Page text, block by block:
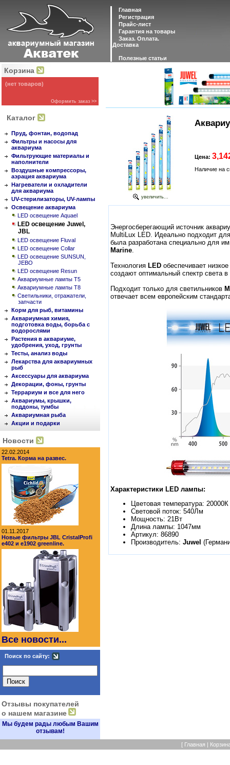
Главная
Регистрация
Прайс-лист
Гарантия на товары
Заказ. Оплата.
Доставка
Полезные статьи
Корзина
(нет товаров)
Оформить заказ >>
Каталог
Пруд, фонтан, водопад
Фильтры и насосы для
аквариума
Фильтрующие материалы и
наполнители
Воздушные компрессоры,
аэрация аквариума
Нагреватели и охладители
для аквариума
UV-стерилизаторы, UV-лампы
Освещение аквариума
LED освещение Aquael
LED освещение Juwel,
JBL
LED освещение Fluval
LED освещение Collar
LED освещение SUNSUN,
JEBO
LED освещение Resun
Аквариумные лампы Т5
Аквариумные лампы Т8
Светильники, отражатели,
запчасти
Корм для рыб, витамины
Аквариумная химия,
подготовка воды, борьба с
водорослями
Растения в аквариуме,
удобрения, уход, грунты
Тесты, анализ воды
Лекарства для аквариумных
рыб
Аксессуары для аквариума
Декорации, фоны, грунты
Террариум и все для него
Аквариумы, крышки,
поддоны, тумбы
Аквариумная рыба
Акции и подарки
Новости
22.02.2014
Tetra. Корма на развес.
01.11.2017
Новые фильтры JBL CristalProfi
e402 и e1902 greenline.
Все новости...
Поиск по сайту:
Отзывы покупателей
о нашем магазине
Мы будем рады любым Вашим
отзывам!
увеличить...
Цена:
Наличие на
Энергосберегающий источник
MultiLux LED. Идеально подходит
была разработана специально для
Marine.
Технология LED обеспечивает
создают оптимальный спектр света
Подходит только для светильников
отвечает всем европейским
Характеристики LED лампы:
Цветовая температура: 20000К
Световой поток: 540Лм
Мощность: 21Вт
Длина лампы: 1047мм
Артикул: 86890
Производитель: Juwel
[ Главная |